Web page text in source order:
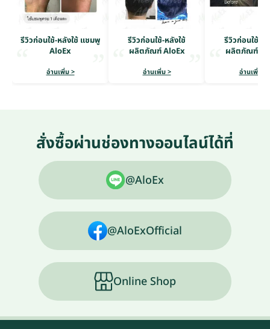
รีวิวก่อนใช้-หลังใช้ แชมพู
AloEx
อ่านเพิ่ม >
รีวิวก่อนใช้-หลังใช้
ผลิตภัณฑ์ AloEx
อ่านเพิ่ม >
รีวิวก่อนใช้-ห
ผลิตภัณฑ์
อ่านเพิ่ม >
สั่งซื้อผ่านช่องทางออนไลน์ได้ที่
@AloEx
@AloExOfficial
Online Shop